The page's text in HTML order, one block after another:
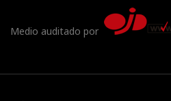
Medio auditado por